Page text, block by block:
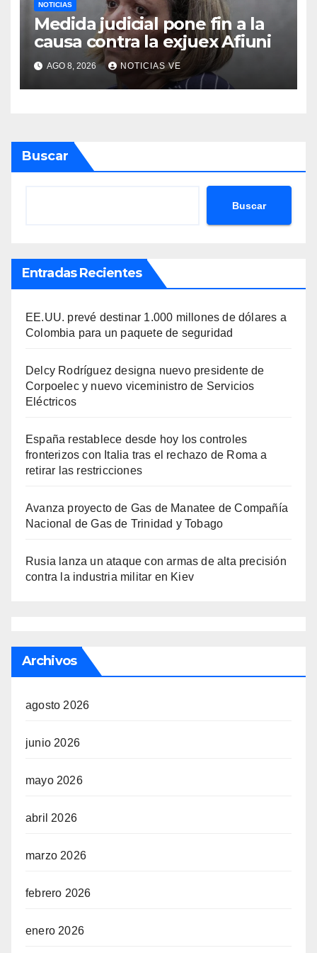
NOTICIAS
Medida judicial pone fin a la
causa contra la exjuex Afiuni
AGO 8, 2026 NOTICIAS VE
Buscar
Buscar
Entradas Recientes
EE.UU. prevé destinar 1.000 millones de dólares a
Colombia para un paquete de seguridad
Delcy Rodríguez designa nuevo presidente de
Corpoelec y nuevo viceministro de Servicios
Eléctricos
España restablece desde hoy los controles
fronterizos con Italia tras el rechazo de Roma a
retirar las restricciones
Avanza proyecto de Gas de Manatee de Compañía
Nacional de Gas de Trinidad y Tobago
Rusia lanza un ataque con armas de alta precisión
contra la industria militar en Kiev
Archivos
agosto 2026
junio 2026
mayo 2026
abril 2026
marzo 2026
febrero 2026
enero 2026